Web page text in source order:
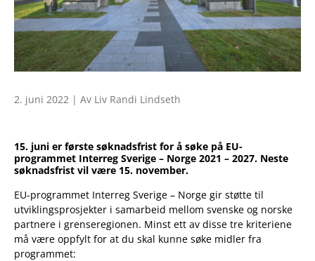
2. juni 2022 | Av Liv Randi Lindseth
15. juni er første søknadsfrist for å søke på EU-
programmet Interreg Sverige – Norge 2021 – 2027. Neste
søknadsfrist vil være 15. november.
EU-programmet Interreg Sverige – Norge gir støtte til
utviklingsprosjekter i samarbeid mellom svenske og norske
partnere i grenseregionen. Minst ett av disse tre kriteriene
må være oppfylt for at du skal kunne søke midler fra
programmet: